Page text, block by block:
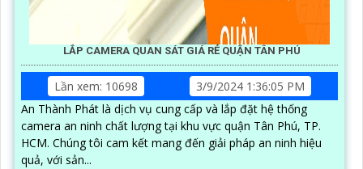
LẮP CAMERA QUAN SÁT GIÁ RẺ QUẬN TÂN PHÚ
Lần xem: 10698
3/9/2024 1:36:05 PM
An Thành Phát là dịch vụ cung cấp và lắp đặt hệ thống
camera an ninh chất lượng tại khu vực quận Tân Phú, TP.
HCM. Chúng tôi cam kết mang đến giải pháp an ninh hiệu
quả, với sản...